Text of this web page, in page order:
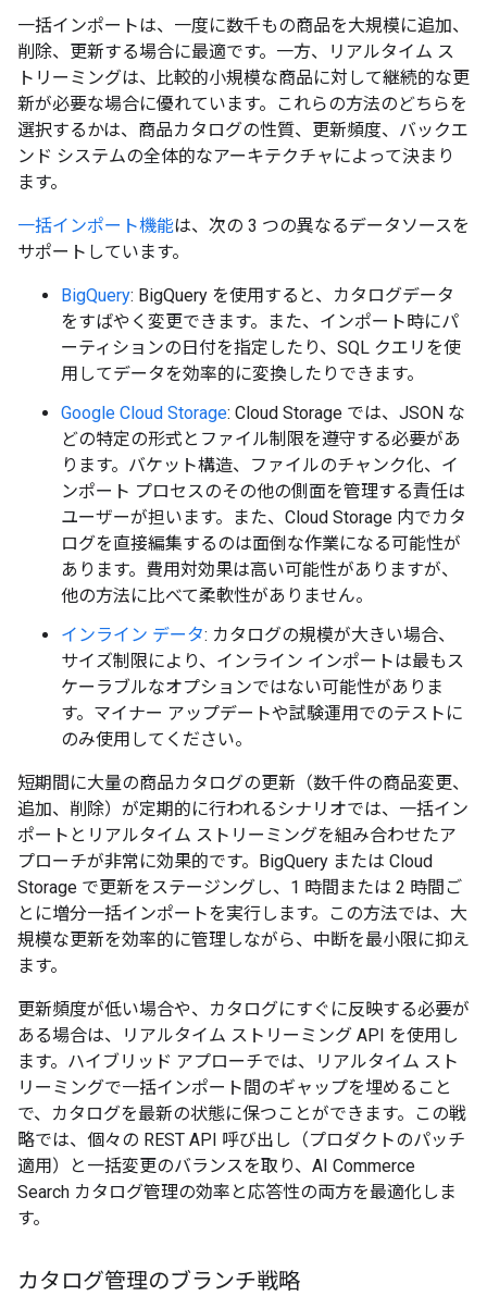
一括インポートは、一度に数千もの商品を大規模に追加、
削除、更新する場合に最適です。一方、リアルタイム ス
トリーミングは、比較的小規模な商品に対して継続的な更
新が必要な場合に優れています。これらの方法のどちらを
選択するかは、商品カタログの性質、更新頻度、バックエ
ンド システムの全体的なアーキテクチャによって決まり
ます。
一括インポート機能は、次の 3 つの異なるデータソースを
サポートしています。
BigQuery: BigQuery を使用すると、カタログデータ
をすばやく変更できます。また、インポート時にパ
ーティションの日付を指定したり、SQL クエリを使
用してデータを効率的に変換したりできます。
Google Cloud Storage: Cloud Storage では、JSON な
どの特定の形式とファイル制限を遵守する必要があ
ります。バケット構造、ファイルのチャンク化、イ
ンポート プロセスのその他の側面を管理する責任は
ユーザーが担います。また、Cloud Storage 内でカタ
ログを直接編集するのは面倒な作業になる可能性が
あります。費用対効果は高い可能性がありますが、
他の方法に比べて柔軟性がありません。
インライン データ: カタログの規模が大きい場合、
サイズ制限により、インライン インポートは最もス
ケーラブルなオプションではない可能性がありま
す。マイナー アップデートや試験運用でのテストに
のみ使用してください。
短期間に大量の商品カタログの更新（数千件の商品変更、
追加、削除）が定期的に行われるシナリオでは、一括イン
ポートとリアルタイム ストリーミングを組み合わせたア
プローチが非常に効果的です。BigQuery または Cloud
Storage で更新をステージングし、1 時間または 2 時間ご
とに増分一括インポートを実行します。この方法では、大
規模な更新を効率的に管理しながら、中断を最小限に抑え
ます。
更新頻度が低い場合や、カタログにすぐに反映する必要が
ある場合は、リアルタイム ストリーミング API を使用し
ます。ハイブリッド アプローチでは、リアルタイム スト
リーミングで一括インポート間のギャップを埋めること
で、カタログを最新の状態に保つことができます。この戦
略では、個々の REST API 呼び出し（プロダクトのパッチ
適用）と一括変更のバランスを取り、AI Commerce
Search カタログ管理の効率と応答性の両方を最適化しま
す。
カタログ管理のブランチ戦略